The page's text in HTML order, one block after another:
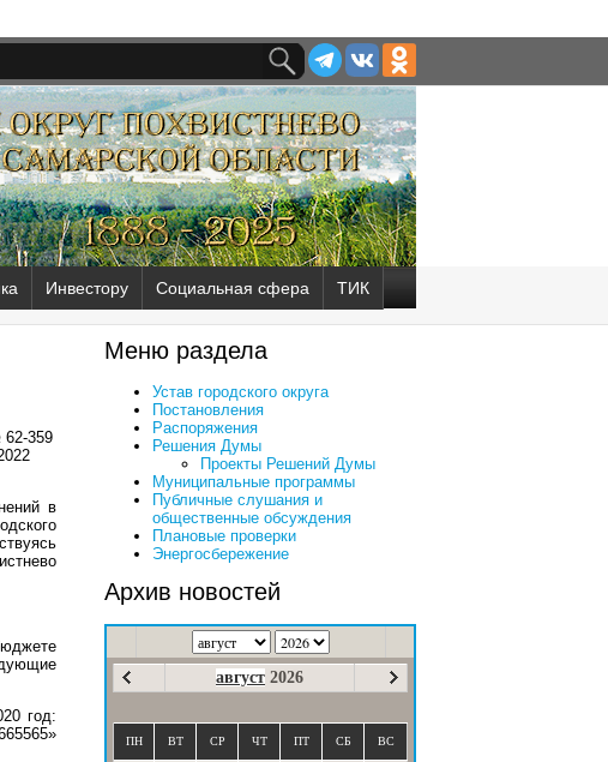
Инвестору Социальная сфера ТИК
62-359
в
год:
Меню раздела
Устав городского округа
Постановления
Распоряжения
Решения Думы
Проекты Решений Думы
Муниципальные программы
Публичные слушания и
общественные обсуждения
Плановые проверки
Энергосбережение
Архив новостей
август 2026
ПН ВТ СР ЧТ ПТ СБ ВС